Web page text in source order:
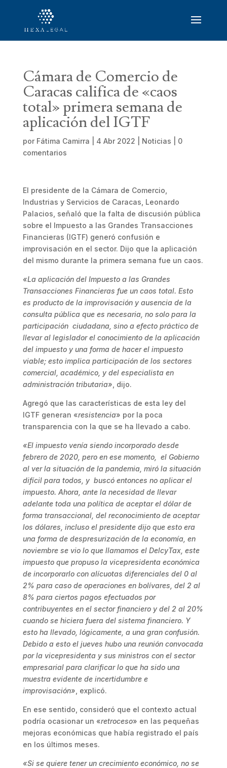
Cámara de Comercio de
Caracas califica de «caos
total» primera semana de
aplicación del IGTF
por Fátima Camirra 4 Abr 2022 Noticias
0
comentarios
El presidente de la Cámara de Comercio,
Industrias y Servicios de Caracas, Leonardo
Palacios, señaló que la falta de discusión pública
sobre el Impuesto a las Grandes Transacciones
Financieras (IGTF) generó confusión e
improvisación en el sector. Dijo que la aplicación
del mismo durante la primera semana fue un caos.
«La aplicación del Impuesto a las Grandes
Transacciones Financieras fue un caos total. Esto
es producto de la improvisación y ausencia de la
consulta pública que es necesaria, no solo para la
participación ciudadana, sino a efecto práctico de
llevar al legislador el conocimiento de la aplicación
del impuesto y una forma de hacer el impuesto
viable; esto implica participación de los sectores
comercial, académico, y del especialista en
administración tributaria» , dijo.
Agregó que las características de esta ley del
IGTF generan «resistencia» por la poca
transparencia con la que se ha llevado a cabo.
«El impuesto venía siendo incorporado desde
febrero de 2020, pero en ese momento, el Gobierno
al ver la situación de la pandemia, miró la situación
difícil para todos, y buscó entonces no aplicar el
impuesto. Ahora, ante la necesidad de llevar
adelante toda una política de aceptar el dólar de
forma transaccional, del reconocimiento de aceptar
los dólares, incluso el presidente dijo que esto era
una forma de despresurización de la economía, en
noviembre se vio lo que llamamos el DelcyTax, este
impuesto que propuso la vicepresidenta económica
de incorporarlo con alícuotas diferenciales del 0 al
2% para caso de operaciones en bolívares, del 2 al
8% para ciertos pagos efectuados por
contribuyentes en el sector financiero y del 2 al 20%
cuando se hiciera fuera del sistema financiero. Y
esto ha llevado, lógicamente, a una gran confusión.
Debido a esto el jueves hubo una reunión convocada
por la vicepresidenta y sus ministros con el sector
empresarial para clarificar lo que ha sido una
muestra evidente de incertidumbre e
improvisación» , explicó.
En ese sentido, consideró que el contexto actual
podría ocasionar un «retroceso» en las pequeñas
mejoras económicas que había registrado el país
en los últimos meses.
«Si se quiere tener un crecimiento económico, no se